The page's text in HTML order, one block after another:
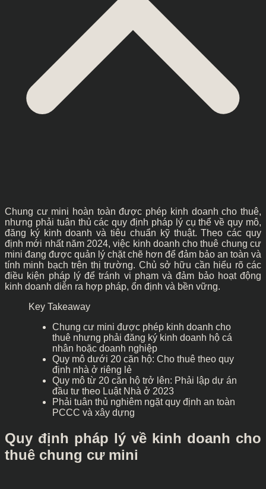
Chung cư mini hoàn toàn được phép kinh doanh cho thuê,
nhưng phải tuân thủ các quy định pháp lý cụ thể về quy mô,
đăng ký kinh doanh và tiêu chuẩn kỹ thuật. Theo các quy
định mới nhất năm 2024, việc kinh doanh cho thuê chung cư
mini đang được quản lý chặt chẽ hơn để đảm bảo an toàn và
tính minh bạch trên thị trường. Chủ sở hữu cần hiểu rõ các
điều kiện pháp lý để tránh vi phạm và đảm bảo hoạt động
kinh doanh diễn ra hợp pháp, ổn định và bền vững.
Key Takeaway
Chung cư mini được phép kinh doanh cho
thuê nhưng phải đăng ký kinh doanh hộ cá
nhân hoặc doanh nghiệp
Quy mô dưới 20 căn hộ: Cho thuê theo quy
định nhà ở riêng lẻ
Quy mô từ 20 căn hộ trở lên: Phải lập dự án
đầu tư theo Luật Nhà ở 2023
Phải tuân thủ nghiêm ngặt quy định an toàn
PCCC và xây dựng
Quy định pháp lý về kinh doanh cho
thuê chung cư mini